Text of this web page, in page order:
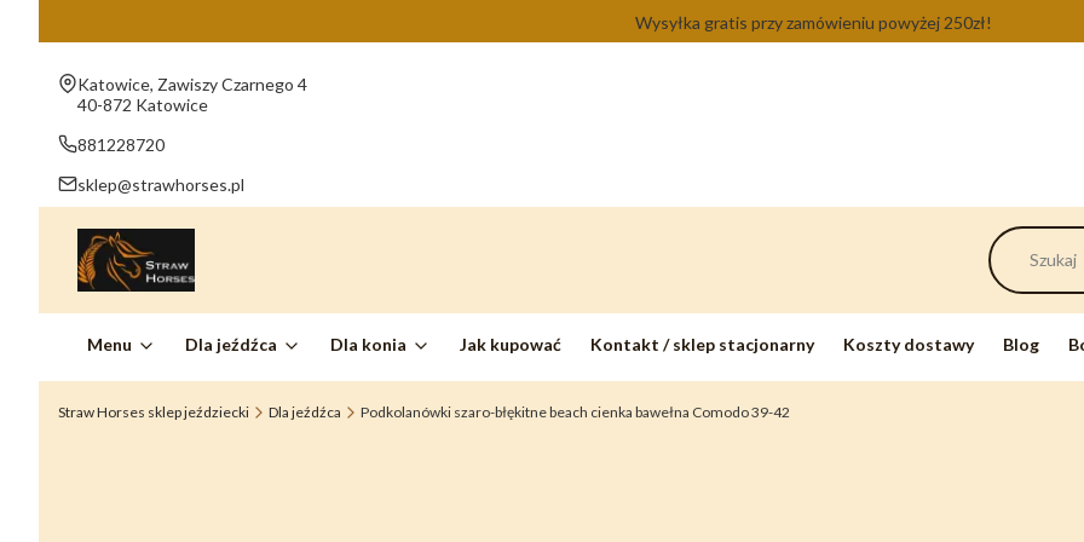
Wysyłka gratis przy zamówieniu powyżej 250zł!
Adres:
Katowice, Zawiszy Czarnego 4
40-872 Katowice
881228720
sklep@strawhorses.pl
Menu Dla jeźdźca Dla konia Jak kupować Kontakt / sklep stacjonarny Koszty dostawy Blog
Straw Horses sklep jeździecki Dla jeźdźca Podkolanówki szaro-błękitne beach cienka bawełna Comodo 39-42